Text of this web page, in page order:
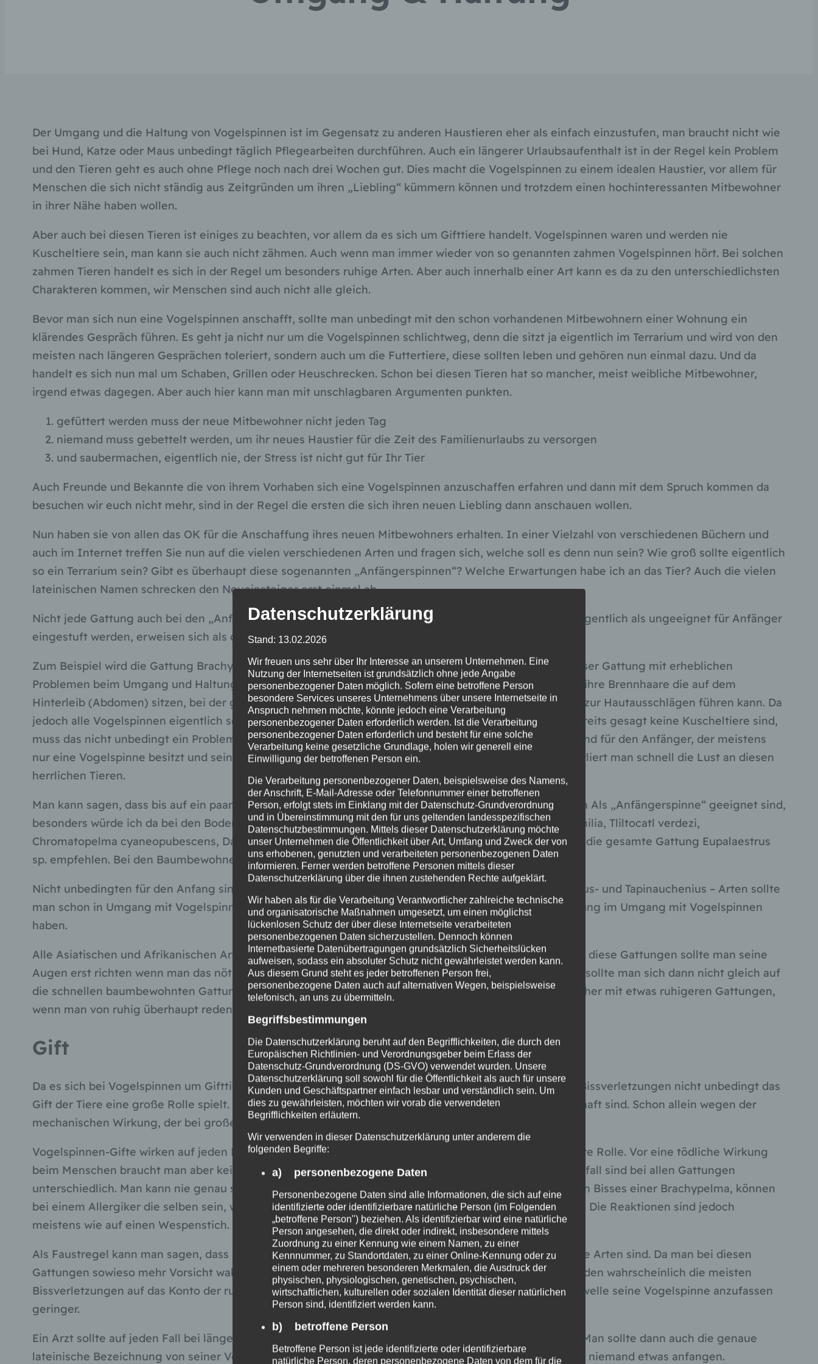
Der Umgang und die Haltung von Vogelspinnen ist im Gegensatz zu anderen Haustieren eher als einfach einzustufen, man braucht nicht wie
bei Hund, Katze oder Maus unbedingt täglich Pflegearbeiten durchführen. Auch ein längerer Urlaubsaufenthalt ist in der Regel kein Problem
und den Tieren geht es auch ohne Pflege noch nach drei Wochen gut. Dies macht die Vogelspinnen zu einem idealen Haustier, vor allem für
Menschen die sich nicht ständig aus Zeitgründen um ihren „Liebling“ kümmern können und trotzdem einen hochinteressanten Mitbewohner
in ihrer Nähe haben wollen.
Aber auch bei diesen Tieren ist einiges zu beachten, vor allem da es sich um Gifttiere handelt. Vogelspinnen waren und werden nie
Kuscheltiere sein, man kann sie auch nicht zähmen. Auch wenn man immer wieder von so genannten zahmen Vogelspinnen hört. Bei solchen
zahmen Tieren handelt es sich in der Regel um besonders ruhige Arten. Aber auch innerhalb einer Art kann es da zu den unterschiedlichsten
Charakteren kommen, wir Menschen sind auch nicht alle gleich.
Bevor man sich nun eine Vogelspinnen anschafft, sollte man unbedingt mit den schon vorhandenen Mitbewohnern einer Wohnung ein
klärendes Gespräch führen. Es geht ja nicht nur um die Vogelspinnen schlichtweg, denn die sitzt ja eigentlich im Terrarium und wird von den
meisten nach längeren Gesprächen toleriert, sondern auch um die Futtertiere, diese sollten leben und gehören nun einmal dazu. Und da
handelt es sich nun mal um Schaben, Grillen oder Heuschrecken. Schon bei diesen Tieren hat so mancher, meist weibliche Mitbewohner,
irgend etwas dagegen. Aber auch hier kann man mit unschlagbaren Argumenten punkten.
gefüttert werden muss der neue Mitbewohner nicht jeden Tag
niemand muss gebettelt werden, um ihr neues Haustier für die Zeit des Familienurlaubs zu versorgen
und saubermachen, eigentlich nie, der Stress ist nicht gut für Ihr Tier
Auch Freunde und Bekannte die von ihrem Vorhaben sich eine Vogelspinnen anzuschaffen erfahren und dann mit dem Spruch kommen da
besuchen wir euch nicht mehr, sind in der Regel die ersten die sich ihren neuen Liebling dann anschauen wollen.
Nun haben sie von allen das OK für die Anschaffung ihres neuen Mitbewohners erhalten. In einer Vielzahl von verschiedenen Büchern und
auch im Internet treffen Sie nun auf die vielen verschiedenen Arten und fragen sich, welche soll es denn nun sein? Wie groß sollte eigentlich
so ein Terrarium sein? Gibt es überhaupt diese sogenannten „Anfängerspinnen“? Welche Erwartungen habe ich an das Tier? Auch die vielen
lateinischen Namen schrecken den Neueinsteiger erst einmal ab.
Nicht jede Gattung auch bei den „Anfängerspinnen“ ist für Anfänger geeignet und die Gattungen die eigentlich als ungeeignet für Anfänger
eingestuft werden, erweisen sich als durchaus geeignet.
Zum Beispiel wird die Gattung Brachypelma sp. für Anfänger sehr empfohlen. Jedoch ist gerade bei dieser Gattung mit erheblichen
Problemen beim Umgang und Haltung zu rechnen. Diese Tiere haben die unangenehme Angewohnheit ihre Brennhaare die auf dem
Hinterleib (Abdomen) sitzen, bei der geringsten Störung abzustreifen, was bei empfindlichen Personen zur Hautausschlägen führen kann. Da
jedoch alle Vogelspinnen eigentlich sowieso nicht mit den Händen angefasst werden wollen und wie bereits gesagt keine Kuscheltiere sind,
muss das nicht unbedingt ein Problem sein. Längere Fresspausen sind bei dieser Gattung nicht selten und für den Anfänger, der meistens
nur eine Vogelspinne besitzt und sein Futter aus dem Fachhandel bezieht nicht besonders schön. Da verliert man schnell die Lust an diesen
herrlichen Tieren.
Man kann sagen, dass bis auf ein paar Ausnahmen sämtliche Arten von den amerikanischen Kontinenten Als „Anfängerspinne“ geeignet sind,
besonders würde ich da bei den Bodenbewohnern die Arten Acanthoscurria geniculata, Brachypelma emilia, Tliltocatl verdezi,
Chromatopelma cyaneopubescens, Davus fasciata, Grammostola aureostriata, Grammostola grossa und die gesamte Gattung Eupalaestrus
sp. empfehlen. Bei den Baumbewohnern ist es die gesamte Gattung Avicularia sp.
Nicht unbedingten für den Anfang sind geeignet: Theraphosa sp. und Xenesthis sp. auch bei Psalmopoeus- und Tapinauchenius – Arten sollte
man schon in Umgang mit Vogelspinnen nicht ganz unbedarft sein. Hier sollte man schon einige Erfahrung im Umgang mit Vogelspinnen
haben.
Alle Asiatischen und Afrikanischen Arten sind für den Anfänger auch nicht unbedingt zu empfehlen. Auf diese Gattungen sollte man seine
Augen erst richten wenn man das nötige Feeling für den Umgang mit Vogelspinnen hat. Aber auch hier sollte man sich dann nicht gleich auf
die schnellen baumbewohnten Gattungen wie Stromatopelma oder Heteroscodraa festlegen, sondern eher mit etwas ruhigeren Gattungen,
wenn man von ruhig überhaupt reden kann, wie Haplopelma oder Hysterocrates anfangen.
Gift
Da es sich bei Vogelspinnen um Gifttiere handelt, gilt eine besondere Aufmerksamkeit, auch wenn bei Bissverletzungen nicht unbedingt das
Gift der Tiere eine große Rolle spielt. Denn es sind die Bisse, welche von allen Gattungen sehr schmerzhaft sind. Schon allein wegen der
mechanischen Wirkung, der bei großen Arten bis zu 1,5 cm langen Giftzähnen (Chelizren).
Vogelspinnen-Gifte wirken auf jeden Menschen anderes, das spielt besonders bei Allergiker eine größere Rolle. Vor eine tödliche Wirkung
beim Menschen braucht man aber keine Angst haben. Die gesundheitliche Probleme nach einem Bissunfall sind bei allen Gattungen
unterschiedlich. Man kann nie genau sagen wie der Gebissene reagiert. Die Folgen eines eher harmlosen Bisses einer Brachypelma, können
bei einem Allergiker die selben sein, wie wenn ein Nichtallergiker von einer Poecilotheria gebissen wird. Die Reaktionen sind jedoch
meistens wie auf einen Wespenstich.
Als Faustregel kann man sagen, dass alle Afrikanischen und Asiatischen Arten giftiger als Amerikanische Arten sind. Da man bei diesen
Gattungen sowieso mehr Vorsicht walten lässt und diese Gattungen auch nicht ohne Grund beißen, werden wahrscheinlich die meisten
Bissverletzungen auf das Konto der ruhigeren amerikanischen Gattungen gehen. Hier ist die Hemmschwelle seine Vogelspinne anzufassen
geringer.
Ein Arzt sollte auf jeden Fall bei länger anhaltenden Schmerzen und Schwellungen aufgesucht werden. Man sollte dann auch die genaue
lateinische Bezeichnung von seiner Vogelspinne wissen. Mit irgendwelche deutschen Namen kann dann niemand etwas anfangen.
Datenschutzerklärung
Stand: 13.02.2026
Wir freuen uns sehr über Ihr Interesse an unserem Unternehmen. Eine
Nutzung der Internetseiten ist grundsätzlich ohne jede Angabe
personenbezogener Daten möglich. Sofern eine betroffene Person
besondere Services unseres Unternehmens über unsere Internetseite in
Anspruch nehmen möchte, könnte jedoch eine Verarbeitung
personenbezogener Daten erforderlich werden. Ist die Verarbeitung
personenbezogener Daten erforderlich und besteht für eine solche
Verarbeitung keine gesetzliche Grundlage, holen wir generell eine
Einwilligung der betroffenen Person ein.
Die Verarbeitung personenbezogener Daten, beispielsweise des Namens,
der Anschrift, E-Mail-Adresse oder Telefonnummer einer betroffenen
Person, erfolgt stets im Einklang mit der Datenschutz-Grundverordnung
und in Übereinstimmung mit den für uns geltenden landesspezifischen
Datenschutzbestimmungen. Mittels dieser Datenschutzerklärung möchte
unser Unternehmen die Öffentlichkeit über Art, Umfang und Zweck der von
uns erhobenen, genutzten und verarbeiteten personenbezogenen Daten
informieren. Ferner werden betroffene Personen mittels dieser
Datenschutzerklärung über die ihnen zustehenden Rechte aufgeklärt.
Wir haben als für die Verarbeitung Verantwortlicher zahlreiche technische
und organisatorische Maßnahmen umgesetzt, um einen möglichst
lückenlosen Schutz der über diese Internetseite verarbeiteten
personenbezogenen Daten sicherzustellen. Dennoch können
Internetbasierte Datenübertragungen grundsätzlich Sicherheitslücken
aufweisen, sodass ein absoluter Schutz nicht gewährleistet werden kann.
Aus diesem Grund steht es jeder betroffenen Person frei,
personenbezogene Daten auch auf alternativen Wegen, beispielsweise
telefonisch, an uns zu übermitteln.
Begriffsbestimmungen
Die Datenschutzerklärung beruht auf den Begrifflichkeiten, die durch den
Europäischen Richtlinien- und Verordnungsgeber beim Erlass der
Datenschutz-Grundverordnung (DS-GVO) verwendet wurden. Unsere
Datenschutzerklärung soll sowohl für die Öffentlichkeit als auch für unsere
Kunden und Geschäftspartner einfach lesbar und verständlich sein. Um
dies zu gewährleisten, möchten wir vorab die verwendeten
Begrifflichkeiten erläutern.
Wir verwenden in dieser Datenschutzerklärung unter anderem die
folgenden Begriffe:
a) personenbezogene Daten
Personenbezogene Daten sind alle Informationen, die sich auf eine
identifizierte oder identifizierbare natürliche Person (im Folgenden
„betroffene Person") beziehen. Als identifizierbar wird eine natürliche
Person angesehen, die direkt oder indirekt, insbesondere mittels
Zuordnung zu einer Kennung wie einem Namen, zu einer
Kennnummer, zu Standortdaten, zu einer Online-Kennung oder zu
einem oder mehreren besonderen Merkmalen, die Ausdruck der
physischen, physiologischen, genetischen, psychischen,
wirtschaftlichen, kulturellen oder sozialen Identität dieser natürlichen
Person sind, identifiziert werden kann.
b) betroffene Person
Betroffene Person ist jede identifizierte oder identifizierbare
natürliche Person, deren personenbezogene Daten von dem für die